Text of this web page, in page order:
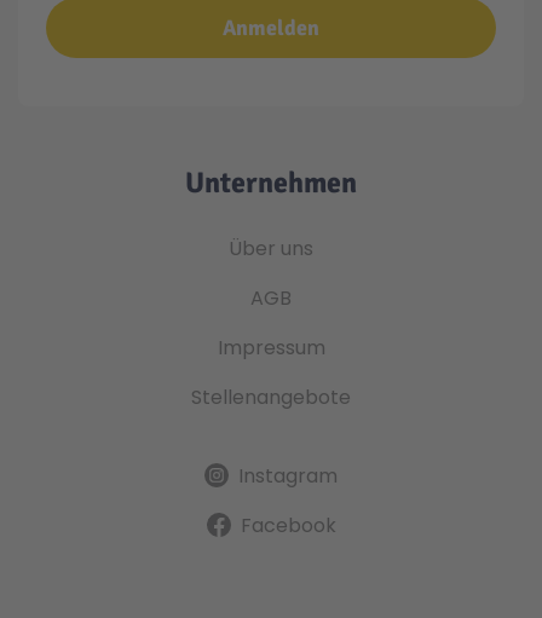
Anmelden
Unternehmen
Über uns
AGB
Impressum
Stellenangebote
Instagram
Facebook